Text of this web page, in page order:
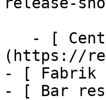
(https://
- [ Fabrik
- [ Bar